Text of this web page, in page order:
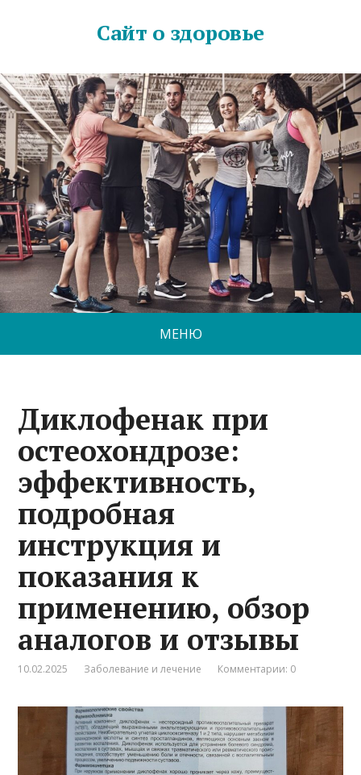
Сайт о здоровье
МЕНЮ
Диклофенак при
остеохондрозе:
эффективность,
подробная
инструкция и
показания к
применению, обзор
аналогов и отзывы
10.02.2025 Заболевание и лечение Комментарии: 0